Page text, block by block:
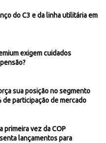
do C3 e da linha utilitária em
exigem cuidados
sua posição no segmento
de participação de mercado
primeira vez da COP
lançamentos para